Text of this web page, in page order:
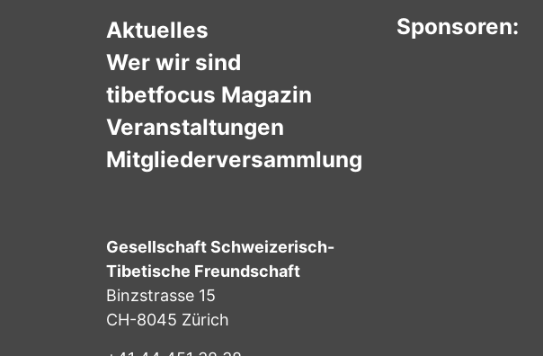
Aktuelles
Wer wir sind
tibetfocus Magazin
Veranstaltungen
Mitgliederversammlung
Gesellschaft Schweizerisch-
Tibetische Freundschaft
Binzstrasse 15
CH-8045 Zürich
Sponsoren: